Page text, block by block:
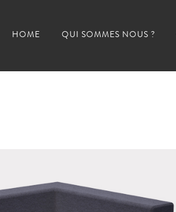
HOME QUI SOMMES NOUS ?